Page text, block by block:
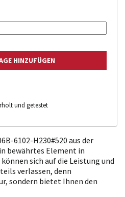
und getestet
6102-H230#520 aus der
bewährtes Element in
sich auf die Leistung und
verlassen, denn
sondern bietet Ihnen den